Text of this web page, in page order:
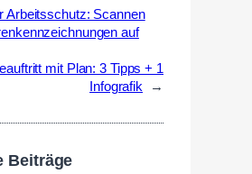
Arbeitsschutz: Scannen
auf
mit Plan: 3 Tipps + 1
Infografik
→
Beiträge